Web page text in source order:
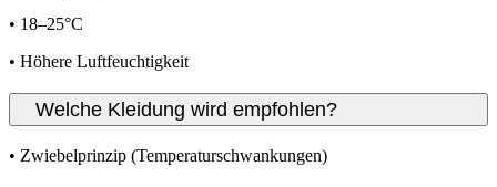
• 18–25°C
• Höhere Luftfeuchtigkeit
Welche Kleidung wird empfohlen?
• Zwiebelprinzip (Temperaturschwankungen)